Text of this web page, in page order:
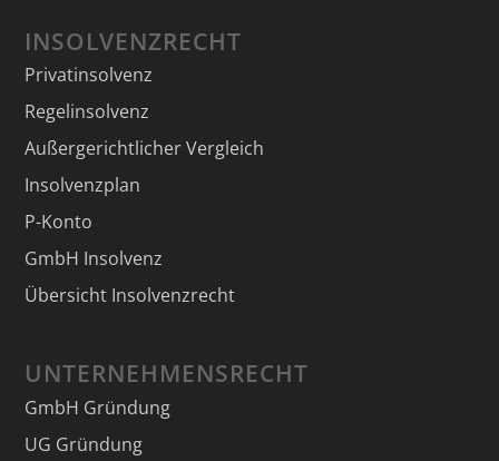
INSOLVENZRECHT
Privatinsolvenz
Regelinsolvenz
Außergerichtlicher Vergleich
Insolvenzplan
P-Konto
GmbH Insolvenz
Übersicht Insolvenzrecht
UNTERNEHMENSRECHT
GmbH Gründung
UG Gründung